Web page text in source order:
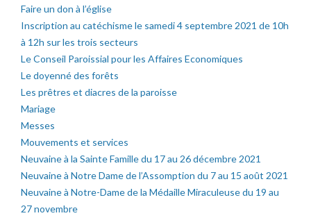
Faire un don à l’église
Inscription au catéchisme le samedi 4 septembre 2021 de 10h
à 12h sur les trois secteurs
Le Conseil Paroissial pour les Affaires Economiques
Le doyenné des forêts
Les prêtres et diacres de la paroisse
Mariage
Messes
Mouvements et services
Neuvaine à la Sainte Famille du 17 au 26 décembre 2021
Neuvaine à Notre Dame de l’Assomption du 7 au 15 août 2021
Neuvaine à Notre-Dame de la Médaille Miraculeuse du 19 au
27 novembre